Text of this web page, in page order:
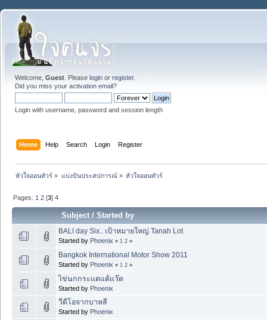
Welcome, Guest . Please login or register.
Did you miss your activation email?
Login with username, password and session length
Home Help Search Login Register
หัวใจออนทัวร์ » แบ่งปันประสปการณ์» หัวใจออนทัวร์
Pages: 1 2 [3]4
Subject/Started by
BALI day Six.. เป้าหมายใหญ่ Tanah Lot
Started by Phoenix « 1 2 »
Bangkok International Motor Show 2011
Started by Phoenix « 1 2 »
ไข่นกกระแตแต้แว๊ด
Started by Phoenix
วีดีโอจากบาหลี
Started by Phoenix